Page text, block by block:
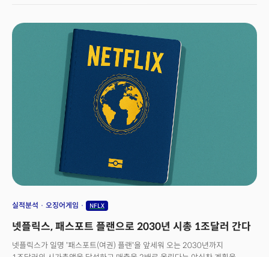
경기방어주 위주로 포트폴리오를 구성하되 향후 성장의 가능성이 높은 기업을
선별하는 것이다. 경기방어 성장주란 경쟁자보다 가파른 성장세를 이어가지만
경기 둔화 국면에서도 매출이나 이익이 크게 흔들리지 않는 기업을 의미한다.
그 좋은 예가 바로 넷플릭스(NFLX)라 할 수 있을 것이다. 사람들은 경기 둔화
국면에서 외식과 여행을 자제하는 반면 집에서 넷플릭스와 같은 방송을 더
즐겨볼 가능성이 높기 때문이다. 넷플릭스가 '매그니피센트 7'에 포함되지는
못하지만 올해 그 어느 기업보다 강력한 실적과 올해 17%에 달하는 주가
상승세를 보이는 것은 바로 이런 이유라 할 수 있을 것이다. 그런 측면에서
음악 스트리밍의 대표주자 스포티파이(SPOT)와 벨링브랜드(BRBR)는 강력한
성장에 경기 방어주의 성향까지 갖춘 기조에 완벽하게 부합하는 기업들이다.
실적분석 오징어게임 NFLX
넷플릭스, 패스포트 플랜으로 2030년 시총 1조달러 간다
넷플릭스가 일명 '패스포트(여권) 플랜'을 앞세워 오는 2030년까지